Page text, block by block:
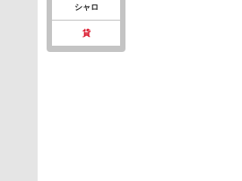
シャロ
貸